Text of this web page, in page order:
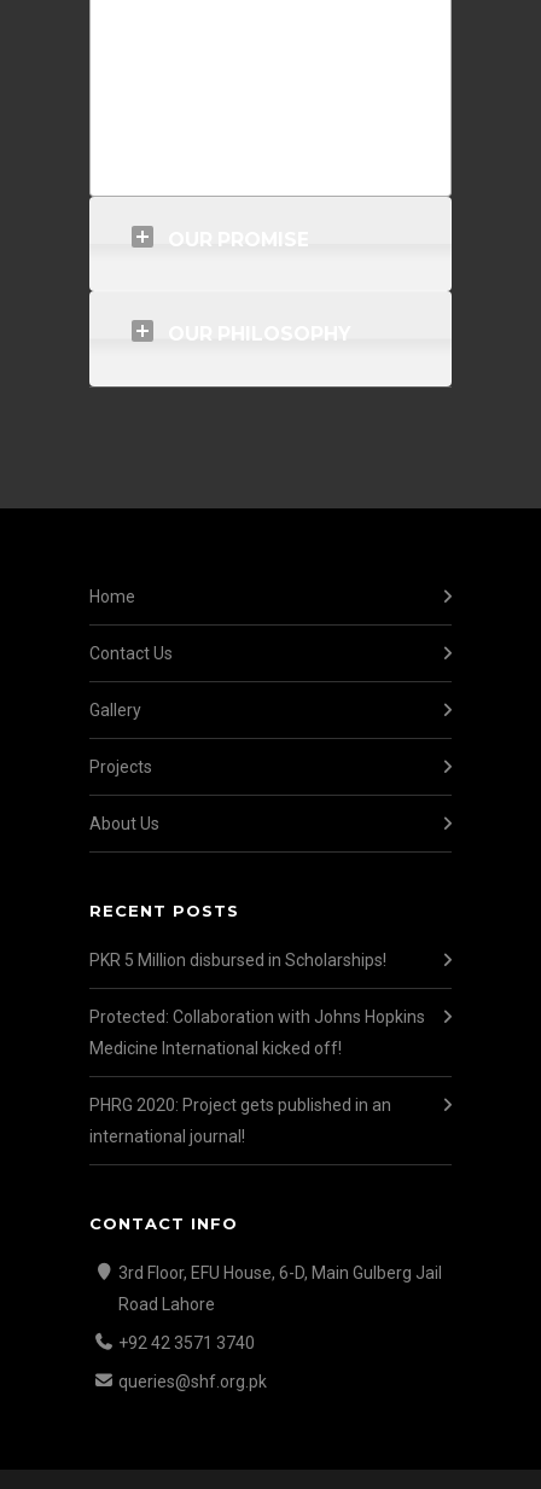
OUR PROMISE
OUR PHILOSOPHY
Home
Contact Us
Gallery
Projects
About Us
RECENT POSTS
PKR 5 Million disbursed in Scholarships!
Protected: Collaboration with Johns Hopkins
Medicine International kicked off!
PHRG 2020: Project gets published in an
international journal!
CONTACT INFO
3rd Floor, EFU House, 6-D, Main Gulberg Jail
Road Lahore
+92 42 3571 3740
queries@shf.org.pk